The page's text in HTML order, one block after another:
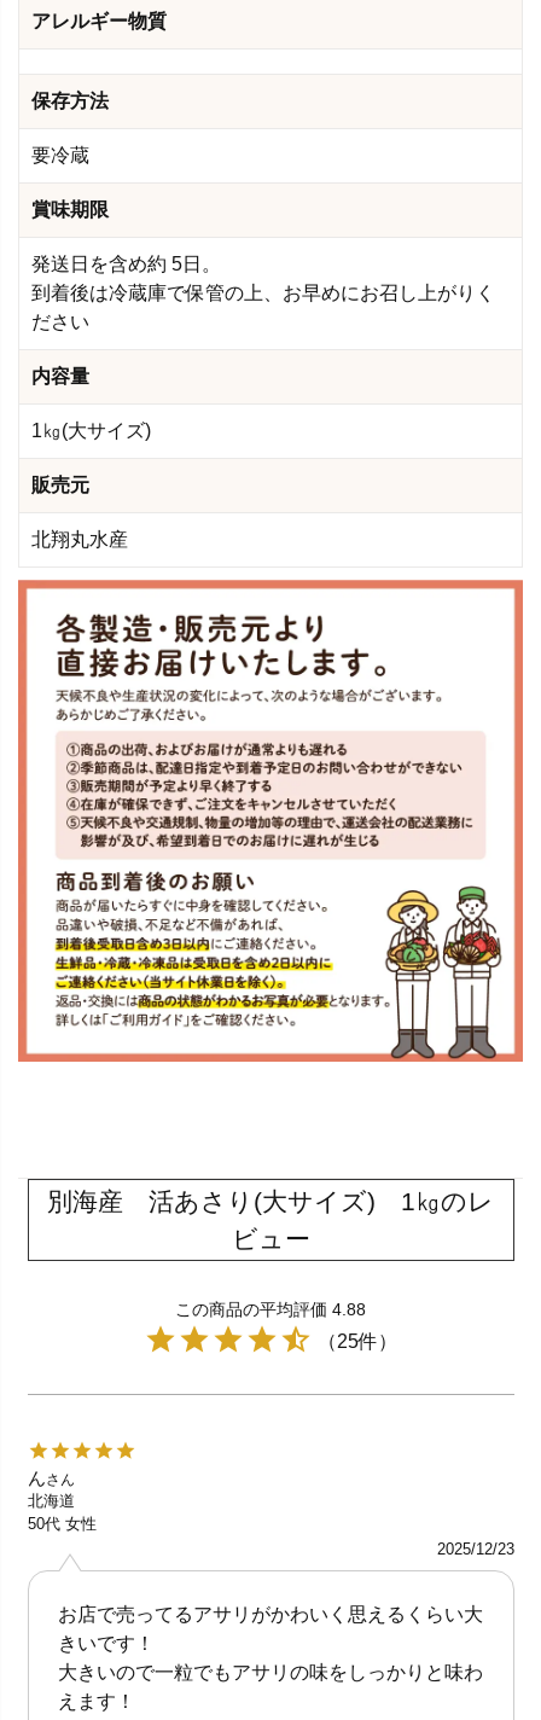
アレルギー物質
保存方法
要冷蔵
賞味期限
発送日を含め約 5日。
到着後は冷蔵庫で保管の上、お早めにお召し上がりく
ださい
内容量
1㎏(大サイズ)
販売元
北翔丸水産
別海産 活あさり(大サイズ) 1㎏のレ
ビュー
この商品の平均評価 4.88
（25件）
んさん
北海道
50代 女性
2025/12/23
お店で売ってるアサリがかわいく思えるくらい大
きいです！
大きいので一粒でもアサリの味をしっかりと味わ
えます！